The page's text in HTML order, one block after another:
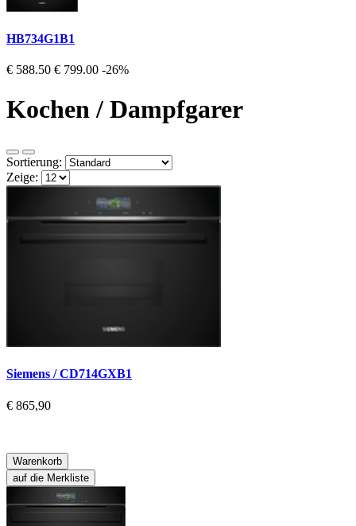
HB734G1B1
€ 588.50 € 799.00 -26%
Kochen / Dampfgarer
Sortierung:
Zeige:
Siemens / CD714GXB1
€ 865,90
Warenkorb
auf die Merkliste